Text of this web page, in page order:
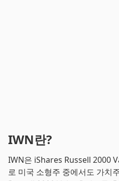
IWN란?
IWN은 iShares Russell 2000
로 미국 소형주 중에서도 가치